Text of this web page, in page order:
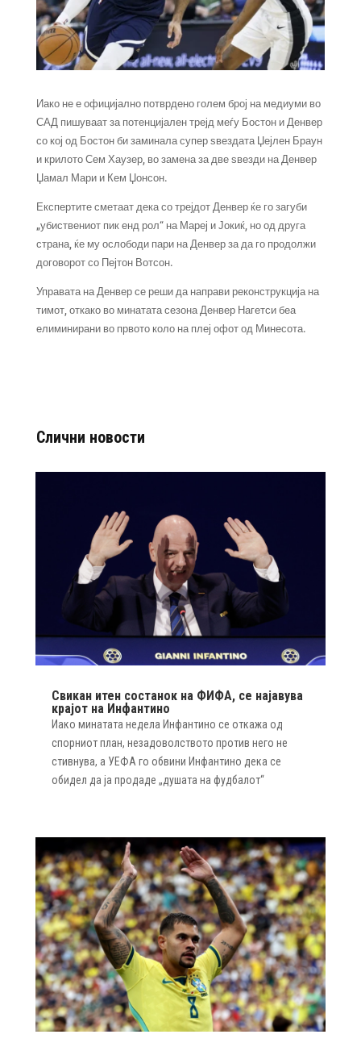
Иако не е официјално потврдено голем број на медиуми во
САД пишуваат за потенцијален трејд меѓу Бостон и Денвер
со кој од Бостон би заминала супер ѕвездата Џејлен Браун
и крилото Сем Хаузер, во замена за две ѕвезди на Денвер
Џамал Мари и Кем Џонсон.
Експертите сметаат дека со трејдот Денвер ќе го загуби
„убиствениот пик енд рол“ на Мареј и Јокиќ, но од друга
страна, ќе му ослободи пари на Денвер за да го продолжи
договорот со Пејтон Вотсон.
Управата на Денвер се реши да направи реконструкција на
тимот, откако во минатата сезона Денвер Нагетси беа
елиминирани во првото коло на плеј офот од Минесота.
Слични новости
Свикан итен состанок на ФИФА, се најавува
крајот на Инфантино
Иако минатата недела Инфантино се откажа од
спорниот план, незадоволството против него не
стивнува, а УЕФА го обвини Инфантино дека се
обидел да ја продаде „душата на фудбалот“